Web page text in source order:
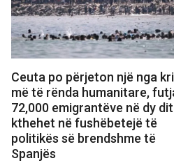
Ceuta po përjeton një nga
më të rënda humanitare,
72,000 emigrantëve në dy
kthehet në fushëbetejë të
politikës së brendshme të
Spanjës